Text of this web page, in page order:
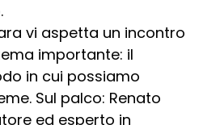
vi aspetta un incontro
importante: il
in cui possiamo
Sul palco: Renato
ed esperto in